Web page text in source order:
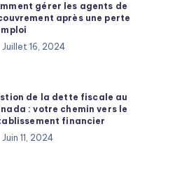
gérer les agents de
après une perte
Juillet 16, 2024
de la dette fiscale au
: votre chemin vers le
financier
Juin 11, 2024